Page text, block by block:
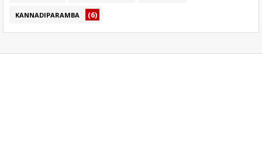
KANNADIPARAMBA (6)